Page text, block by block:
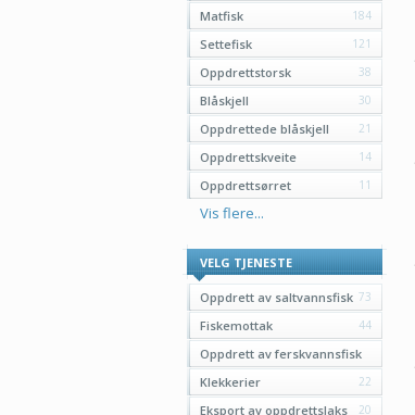
Matfisk 184
Settefisk 121
Oppdrettstorsk 38
Blåskjell 30
Oppdrettede blåskjell 21
Oppdrettskveite 14
Oppdrettsørret 11
Vis flere...
VELG TJENESTE
Oppdrett av saltvannsfisk 73
Fiskemottak 44
Oppdrett av ferskvannsfisk
35
Klekkerier 22
Eksport av oppdrettslaks 20